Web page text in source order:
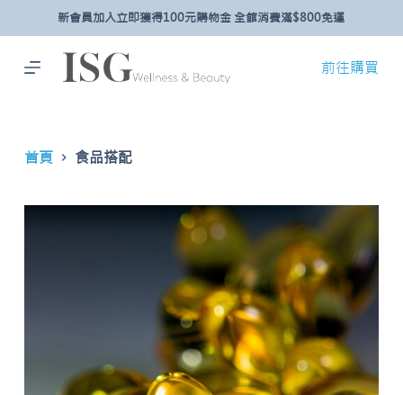
主
新會員加入立即獲得100元購物金 全館消費滿$800免運
前往購買
首頁 食品搭配